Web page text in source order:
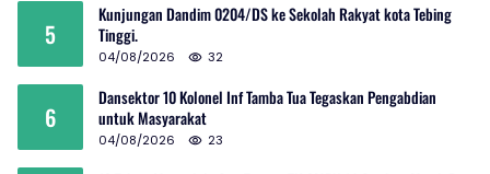
5
Kunjungan Dandim 0204/DS ke Sekolah Rakyat kota Tebing
Tinggi.
04/08/2026 32
6
Dansektor 10 Kolonel Inf Tamba Tua Tegaskan Pengabdian
untuk Masyarakat
04/08/2026 23